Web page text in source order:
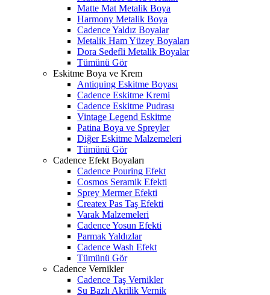
Matte Mat Metalik Boya
Harmony Metalik Boya
Cadence Yaldız Boyalar
Metalik Ham Yüzey Boyaları
Dora Sedefli Metalik Boyalar
Tümünü Gör
Eskitme Boya ve Krem
Antiquing Eskitme Boyası
Cadence Eskitme Kremi
Cadence Eskitme Pudrası
Vintage Legend Eskitme
Patina Boya ve Spreyler
Diğer Eskitme Malzemeleri
Tümünü Gör
Cadence Efekt Boyaları
Cadence Pouring Efekt
Cosmos Seramik Efekti
Sprey Mermer Efekti
Createx Pas Taş Efekti
Varak Malzemeleri
Cadence Yosun Efekti
Parmak Yaldızlar
Cadence Wash Efekt
Tümünü Gör
Cadence Vernikler
Cadence Taş Vernikler
Su Bazlı Akrilik Vernik